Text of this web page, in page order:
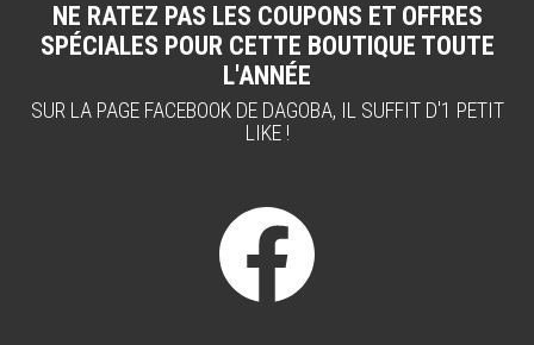
NE RATEZ PAS LES COUPONS ET OFFRES
SPÉCIALES POUR CETTE BOUTIQUE TOUTE
L'ANNÉE
SUR LA PAGE FACEBOOK DE DAGOBA, IL SUFFIT D'1 PETIT
LIKE !